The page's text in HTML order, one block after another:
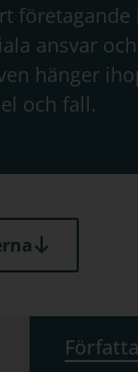
ansvar
hänger
och fall.